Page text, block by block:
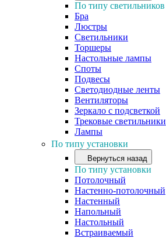
По типу светильников
Бра
Люстры
Светильники
Торшеры
Настольные лампы
Споты
Подвесы
Светодиодные ленты
Вентиляторы
Зеркало с подсветкой
Трековые светильники
Лампы
По типу установки
Вернуться назад
По типу установки
Потолочный
Настенно-потолочный
Настенный
Напольный
Настольный
Встраиваемый